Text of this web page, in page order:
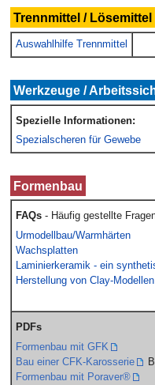
Trennmittel / Lösemittel
Auswahlhilfe Trennmittel
Werkzeuge /
Spezielle Informationen:
Spezialscheren für Gewebe
Formenbau
FAQs - Häufig gestellte
Urmodellbau/Warmhärten
Wachsplatten
Laminierkeramik - ein
Herstellung von Clay-Modellen
PDFs
Formenbau mit GFK
Bau einer CFK-Karosserie
Formenbau mit Poraver®